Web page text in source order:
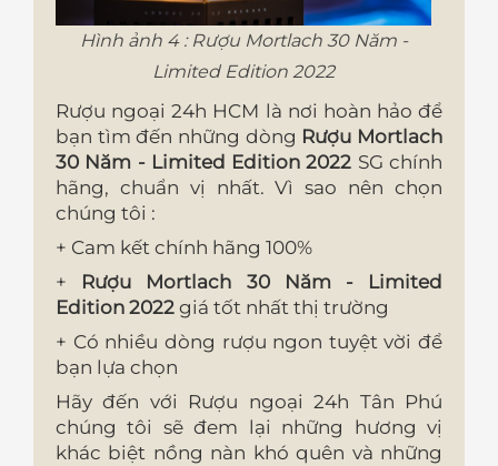
Hình ảnh 4 : Rượu Mortlach 30 Năm -
Limited Edition 2022
Rượu ngoại 24h HCM là nơi hoàn hảo để
bạn tìm đến những dòng Rượu Mortlach
30 Năm - Limited Edition 2022 SG chính
hãng, chuẩn vị nhất. Vì sao nên chọn
chúng tôi :
+ Cam kết chính hãng 100%
+ Rượu Mortlach 30 Năm - Limited
Edition 2022 giá tốt nhất thị trường
+ Có nhiều dòng rượu ngon tuyệt vời để
bạn lựa chọn
Hãy đến với Rượu ngoại 24h Tân Phú
chúng tôi sẽ đem lại những hương vị
khác biệt nồng nàn khó quên và những